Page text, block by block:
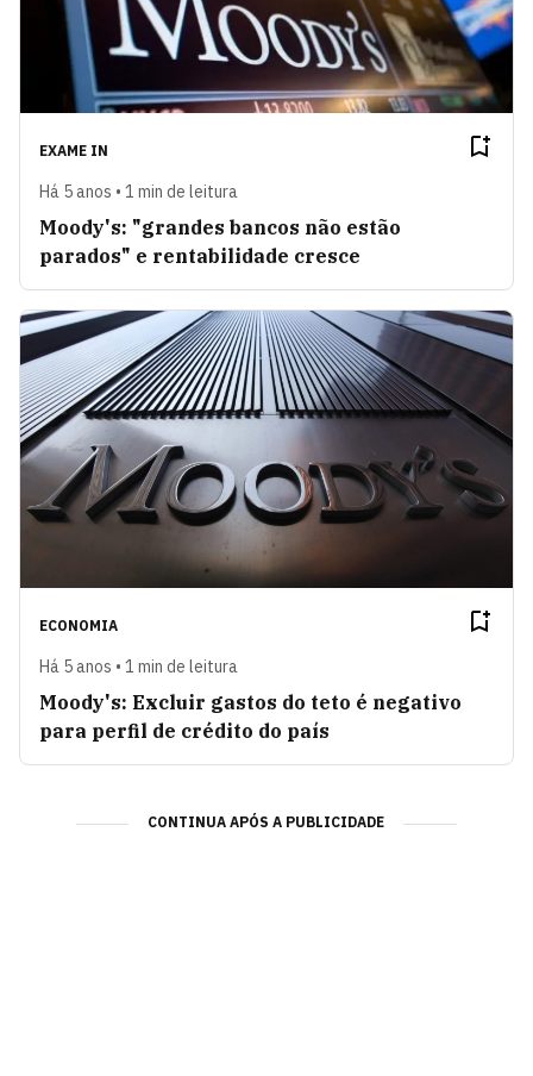
EXAME IN
Há 5 anos • 1 min de leitura
Moody's: "grandes bancos não estão
parados" e rentabilidade cresce
ECONOMIA
Há 5 anos • 1 min de leitura
Moody's: Excluir gastos do teto é negativo
para perfil de crédito do país
CONTINUA APÓS A PUBLICIDADE